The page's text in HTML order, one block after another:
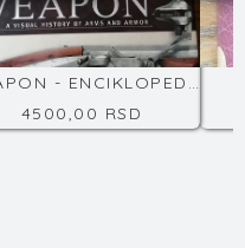
WEAPON - ENCIKLOPEDIJA NAORUŽANJA
4500,00 RSD